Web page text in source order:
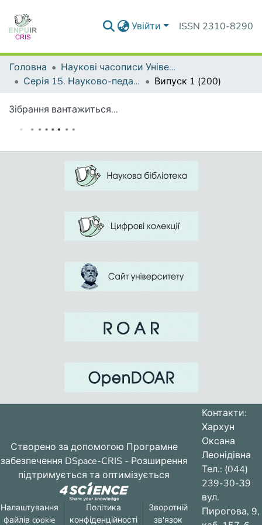
Увійти ISSN 2310-8290
Головна
Наукові часописи Університету
Серія 15. Науково-педагогічні проблеми фізичної культури (фізична культура і спорт)
Випуск 1 (200)
Зібрання вантажиться...
Створено за допомогою Програмне
забезпечення DSpace-CRIS - Розширення
підтримується та оптимізується
Налаштування
файлів cookie
Політика
конфіденційності
Зворотній
зв'язок
Контакти:
Хархун
Оксана
Леонідівна
Тел.: (044)
239-30-39
вул.
Пирогова, 9,